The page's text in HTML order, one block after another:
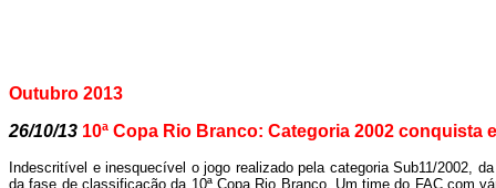
Outubro 2013
26/10/13 10ª Copa Rio Branco: Categoria 2002 conquista
Indescritível e inesquecível o jogo realizado pela categoria Sub11/2002,
da fase de classificação da 10ª Copa Rio Branco. Um time do FAC com